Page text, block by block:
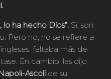
ha hecho Dios”. Sí, son
Pero no, no se refiere a
faltaba más de
En cambio, las dijo
Ascoli de su